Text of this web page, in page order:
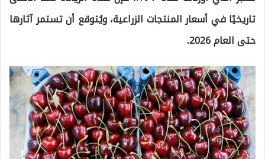
تاريخيًا في أسعار المنتجات الزراعية، ويُتوقع أن تستمر آثارها
حتى العام 2026.